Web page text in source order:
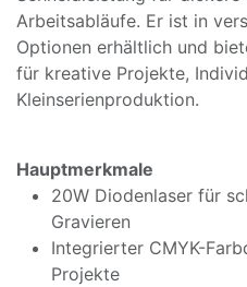
Arbeitsabläufe. Er ist in
Optionen erhältlich und
für kreative Projekte,
Kleinserienproduktion.
Hauptmerkmale
20W Diodenlaser für
Gravieren
Integrierter CMYK-
Projekte